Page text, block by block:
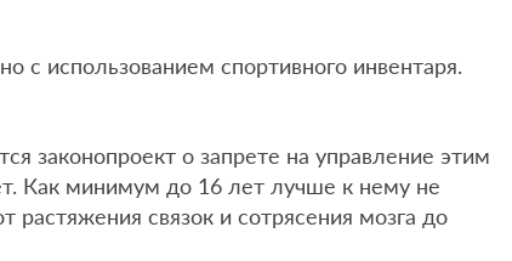
с использованием спортивного инвентаря.
законопроект о запрете на управление этим
Как минимум до 16 лет лучше к нему не
связок и сотрясения мозга до